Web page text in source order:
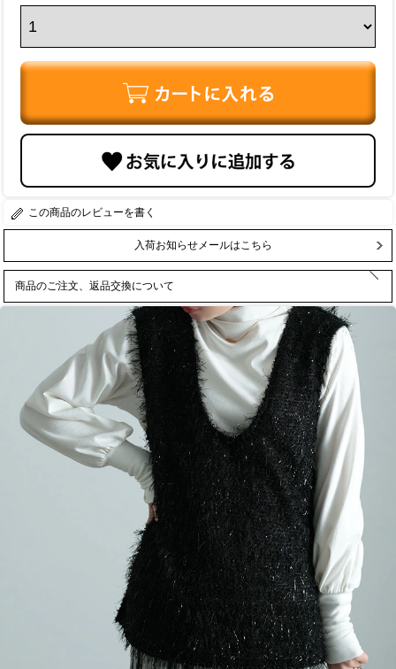
レビューを書く
入荷お知らせメールはこちら
商品のご注文、返品交換について